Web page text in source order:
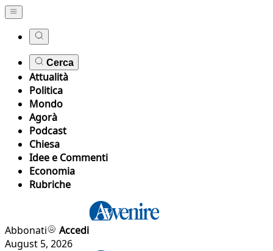
Cerca
Attualità
Politica
Mondo
Agorà
Podcast
Chiesa
Idee e Commenti
Economia
Rubriche
Abbonati
Accedi
August 5, 2026